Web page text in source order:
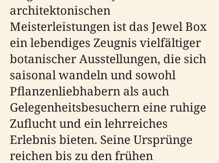
architektonischen
Meisterleistungen ist das Jewel Box
ein lebendiges Zeugnis vielfältiger
botanischer Ausstellungen, die sich
saisonal wandeln und sowohl
Pflanzenliebhabern als auch
Gelegenheitsbesuchern eine ruhige
Zuflucht und ein lehrreiches
Erlebnis bieten. Seine Ursprünge
reichen bis zu den frühen